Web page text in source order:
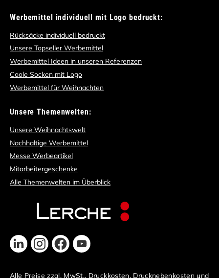
Werbemittel individuell mit Logo bedruckt:
Rücksäcke individuell bedruckt
Unsere Topseller Werbemittel
Werbemittel Ideen in unseren Referenzen
Coole Socken mit Logo
Werbemittel für Weihnachten
Unsere Themenwelten:
Unsere Weihnachtswelt
Nachhaltige Werbemittel
Messe Werbeartikel
Mitarbeitergeschenke
Alle Themenwelten im Überblick
Alle Preise zzgl. MwSt., Druckkosten, Drucknebenkosten und